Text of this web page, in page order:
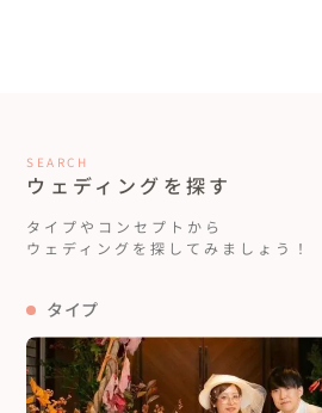
SEARCH
ウェディングを探す
タイプやコンセプトから
ウェディングを探してみましょう！
タイプ